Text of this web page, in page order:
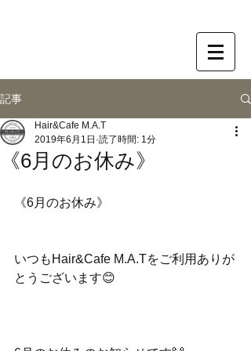
記事
《6月のお休み》
Hair&Cafe M.A.T
2019年6月1日 読了時間: 1分
《6月のお休み》
いつもHair&Cafe M.A.Tをご利用ありが
とうございます😊